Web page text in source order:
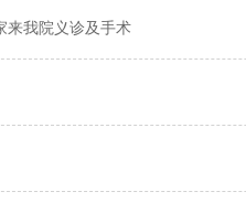
来我院义诊及手术